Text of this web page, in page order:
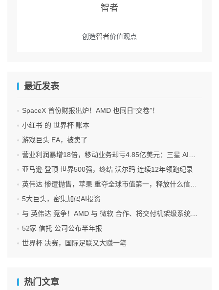
智者
创造智者价值观点
最近发表
SpaceX 首份财报出炉！AMD 也同日“交卷”！
小红书 的 世界杯 账本
游戏巨头 EA，被卖了
营业利润暴增18倍，移动业务却亏4.85亿美元：三星 AI红利的另一面
亚马逊 登顶 世界500强，终结 沃尔玛 连续12年领跑纪录
英伟达 惨遭抛售，苹果 重夺全球市值第一，释放什么信号？
5大巨头，密集加码AI投资
与 英伟达 竞争！AMD 与 微软 合作、将交付机架级系统Helios
52家 信托 公司公布半年报
世界杯 决赛，国际足联又大赚一笔
热门文章